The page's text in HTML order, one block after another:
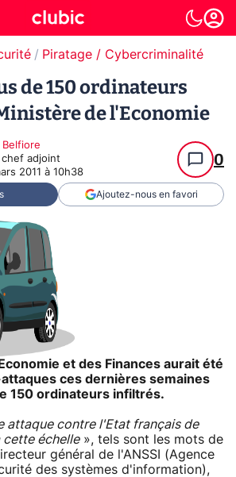
Piratage / Cybercriminalité
de 150 ordinateurs
de l'Economie
Belfiore
chef adjoint
2011 à 10h38
0
Ajoutez-nous en favori
et des Finances aurait été
ces dernières semaines
150 ordinateurs infiltrés.
attaque contre l'Etat français de
cette échelle», tels sont les mots de
général de l'ANSSI (Agence
des systèmes d'information),